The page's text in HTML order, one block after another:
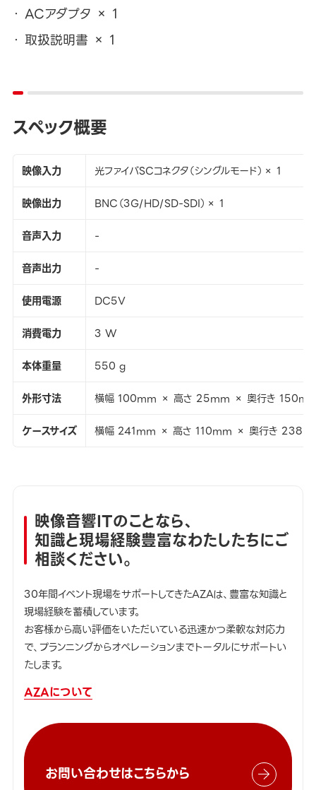
ACアダプタ × 1
取扱説明書 × 1
スペック概要
映像入力
光ファイバSCコネクタ（シングルモード）× 1
映像出力
BNC（3G/HD/SD-SDI）× 1
音声入力
-
音声出力
-
使用電源
DC5V
消費電力
3 W
本体重量
550 g
外形寸法
横幅 100mm × 高さ 25mm × 奥行き
ケースサイズ
横幅 241mm × 高さ 110mm × 奥行き
映像音響ITのことなら、
知識と現場経験豊富なわたしたちにご
相談ください。
30年間イベント現場をサポートしてきたAZAは、豊富な知識と
現場経験を蓄積しています。
お客様から高い評価をいただいている迅速かつ柔軟な対応力
で、プランニングからオペレーションまでトータルにサポートい
たします。
AZAについて
お問い合わせはこちらから